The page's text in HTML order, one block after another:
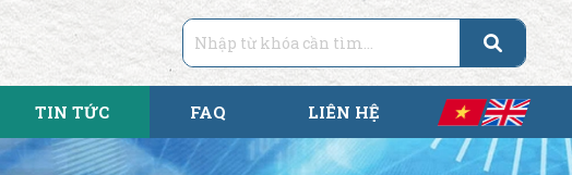
TIN TỨC FAQ LIÊN HỆ